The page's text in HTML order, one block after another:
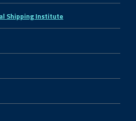
Shipping Institute